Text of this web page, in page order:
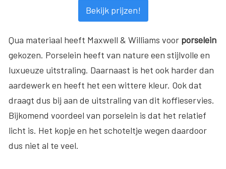
Bekijk prijzen!
Qua materiaal heeft Maxwell & Williams voor porselein
gekozen. Porselein heeft van nature een stijlvolle en
luxueuze uitstraling. Daarnaast is het ook harder dan
aardewerk en heeft het een wittere kleur. Ook dat
draagt dus bij aan de uitstraling van dit koffieservies.
Bijkomend voordeel van porselein is dat het relatief
licht is. Het kopje en het schoteltje wegen daardoor
dus niet al te veel.